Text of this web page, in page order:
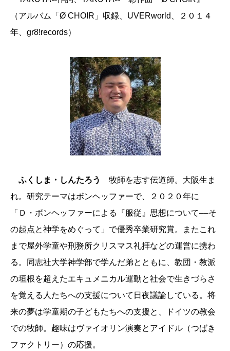
（アルバム「Ø CHOIR」収録、UVERworld、２０１４
年、gr8!records）
ふくしま・しんたろう 牧師を志す伝道師。大阪生ま
れ。研究テーマはボンヘッファーで、２０２０年に
「Ｄ・ボンヘッファーによる『服従』思想について––そ
の起点と神学をめぐって」で優秀卒業研究賞。またこれ
まで屋外学童や刑務所クリスマス礼拝などの運営に携わ
る。同志社大学神学部で学んだ弟とともに、教団・教派
の垣根を超えたエキュメニカル運動と社会で生きづらさ
を覚える人たちへの支援について日夜議論している。将
来の夢は学童期の子どもたちへの支援と、ドイツの教会
での牧師。趣味はヴァイオリン演奏とアイドル（つばき
ファクトリー）の応援。